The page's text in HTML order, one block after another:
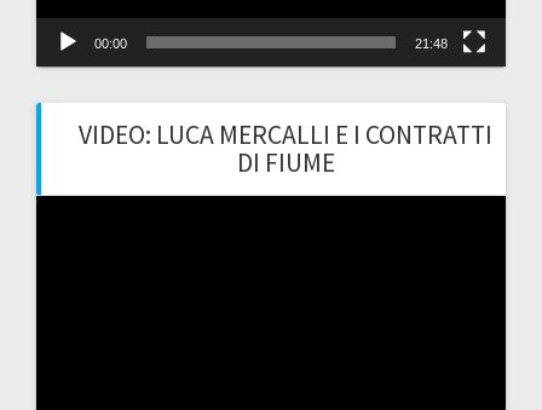
00:00 21:48
VIDEO: LUCA MERCALLI E I CONTRATTI
DI FIUME